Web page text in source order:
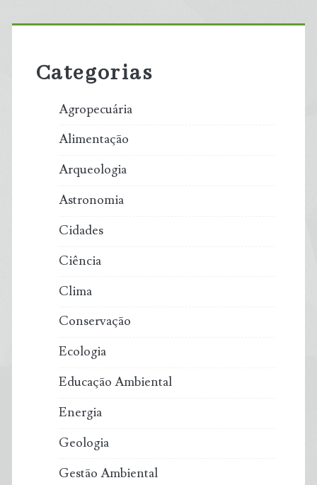
Primary
Sidebar
Categorias
Agropecuária
Alimentação
Arqueologia
Astronomia
Cidades
Ciência
Clima
Conservação
Ecologia
Educação Ambiental
Energia
Geologia
Gestão Ambiental